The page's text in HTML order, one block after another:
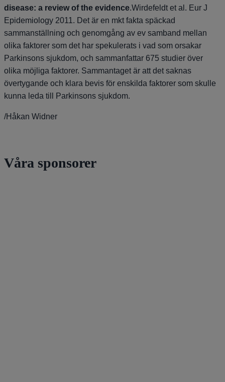
disease: a review of the evidence.Wirdefeldt et al. Eur J
Epidemiology 2011. Det är en mkt fakta späckad
sammanställning och genomgång av ev samband mellan
olika faktorer som det har spekulerats i vad som orsakar
Parkinsons sjukdom, och sammanfattar 675 studier över
olika möjliga faktorer. Sammantaget är att det saknas
övertygande och klara bevis för enskilda faktorer som skulle
kunna leda till Parkinsons sjukdom.
/Håkan Widner
Våra sponsorer